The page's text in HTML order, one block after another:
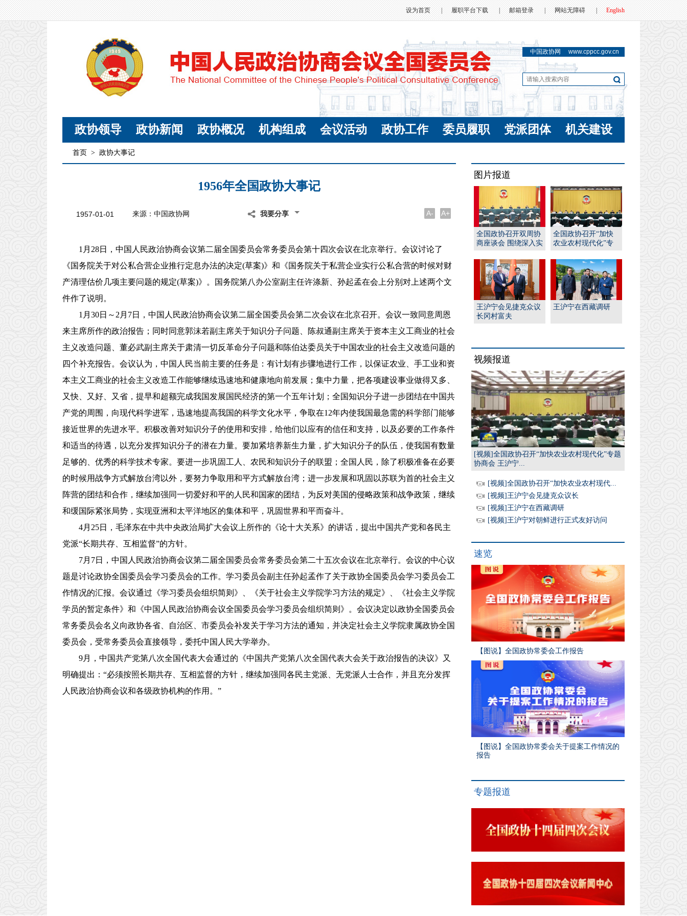
设为首页 履职平台下载 | 邮箱登录 网站无障碍 | English
中国政协网 www.cppcc.gov.cn
政协领导 政协新闻 政协概况 机构组成 会议活动 政协工作 委员履职 党派团体 机关建设
首页 > 政协大事记
1956年全国政协大事记
1957-01-01 来源：中国政协网 我要分享 A- A+
1月28日，中国人民政治协商会议第二届全国委员会常务委员会第十四次会议在北京举行。会议讨论了
《国务院关于对公私合营企业推行定息办法的决定(草案)》和《国务院关于私营企业实行公私合营的时候对财
产清理估价几项主要问题的规定(草案)》。国务院第八办公室副主任许涤新、孙起孟在会上分别对上述两个文
件作了说明。
1月30日～2月7日，中国人民政治协商会议第二届全国委员会第二次会议在北京召开。会议一致同意周恩
来主席所作的政治报告；同时同意郭沫若副主席关于知识分子问题、陈叔通副主席关于资本主义工商业的社会
主义改造问题、董必武副主席关于肃清一切反革命分子问题和陈伯达委员关于中国农业的社会主义改造问题的
四个补充报告。会议认为，中国人民当前主要的任务是：有计划有步骤地进行工作，以保证农业、手工业和资
本主义工商业的社会主义改造工作能够继续迅速地和健康地向前发展；集中力量，把各项建设事业做得又多、
又快、又好、又省，提早和超额完成我国发展国民经济的第一个五年计划；全国知识分子进一步团结在中国共
产党的周围，向现代科学进军，迅速地提高我国的科学文化水平，争取在12年内使我国最急需的科学部门能够
接近世界的先进水平。积极改善对知识分子的使用和安排，给他们以应有的信任和支持，以及必要的工作条件
和适当的待遇，以充分发挥知识分子的潜在力量。要加紧培养新生力量，扩大知识分子的队伍，使我国有数量
足够的、优秀的科学技术专家。要进一步巩固工人、农民和知识分子的联盟；全国人民，除了积极准备在必要
的时候用战争方式解放台湾以外，要努力争取用和平方式解放台湾；进一步发展和巩固以苏联为首的社会主义
阵营的团结和合作，继续加强同一切爱好和平的人民和国家的团结，为反对美国的侵略政策和战争政策，继续
和缓国际紧张局势，实现亚洲和太平洋地区的集体和平，巩固世界和平而奋斗。
4月25日，毛泽东在中共中央政治局扩大会议上所作的《论十大关系》的讲话，提出中国共产党和各民主
党派“长期共存、互相监督”的方针。
7月7日，中国人民政治协商会议第二届全国委员会常务委员会第二十五次会议在北京举行。会议的中心议
题是讨论政协全国委员会学习委员会的工作。学习委员会副主任孙起孟作了关于政协全国委员会学习委员会工
作情况的汇报。会议通过《学习委员会组织简则》、《关于社会主义学院学习方法的规定》、《社会主义学院
学员的暂定条件》和《中国人民政治协商会议全国委员会学习委员会组织简则》。会议决定以政协全国委员会
常务委员会名义向政协各省、自治区、市委员会补发关于学习方法的通知，并决定社会主义学院隶属政协全国
委员会，受常务委员会直接领导，委托中国人民大学举办。
9月，中国共产党第八次全国代表大会通过的《中国共产党第八次全国代表大会关于政治报告的决议》又
明确提出：“必须按照长期共存、互相监督的方针，继续加强同各民主党派、无党派人士合作，并且充分发挥
人民政治协商会议和各级政协机构的作用。”
图片报道
全国政协召开双周协
商座谈会 围绕深入实
动...
全国政协召开“加快
农业农村现代化”专
并...
王沪宁会见捷克众议
长冈村富夫
王沪宁在西藏调研
视频报道
[视频]全国政协召开“加快农业农村现代化”专题
协商会 王沪宁...
[视频]全国政协召开“加快农业农村现代...
[视频]王沪宁会见捷克众议长
[视频]王沪宁在西藏调研
[视频]王沪宁对朝鲜进行正式友好访问
速览
【图说】全国政协常委会工作报告
【图说】全国政协常委会关于提案工作情况的
报告
专题报道